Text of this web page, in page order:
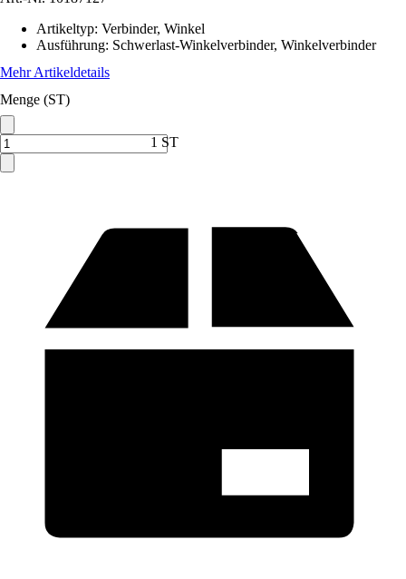
Artikeltyp: Verbinder, Winkel
Ausführung: Schwerlast-Winkelverbinder, Winkelverbinder
Mehr Artikeldetails
Menge (ST)
1 ST